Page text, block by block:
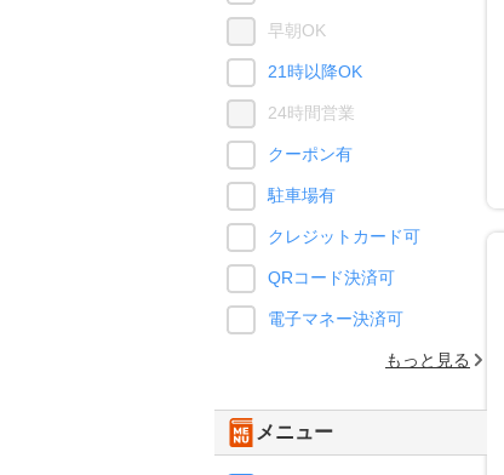
早朝OK
21時以降OK
24時間営業
クーポン有
駐車場有
クレジットカード可
QRコード決済可
電子マネー決済可
もっと見る
メニュー